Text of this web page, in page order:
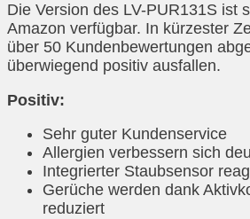
Die Version des LV-PUR131S ist
Amazon verfügbar. In kürzester
über 50 Kundenbewertungen
überwiegend positiv ausfallen.
Positiv:
Sehr guter Kundenservice
Allergien verbessern sich
Integrierter Staubsensor
Gerüche werden dank
reduziert